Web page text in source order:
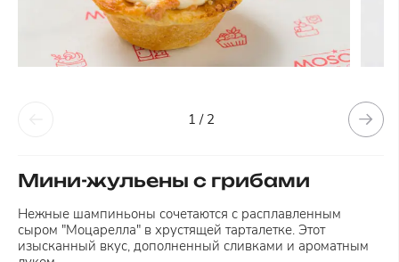
1 / 2
Мини-жульены с грибами
Нежные шампиньоны сочетаются с расплавленным
сыром "Моцарелла" в хрустящей тарталетке. Этот
изысканный вкус, дополненный сливками и ароматным